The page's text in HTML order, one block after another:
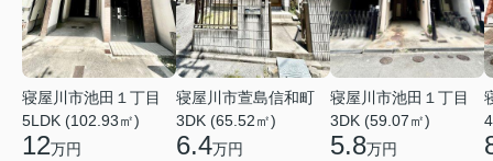
寝屋川市池田１丁目
5LDK (102.93㎡)
12万円
寝屋川市萱島信和町
3DK (65.52㎡)
6.4万円
寝屋川市池田１丁目
3DK (59.07㎡)
5.8万円